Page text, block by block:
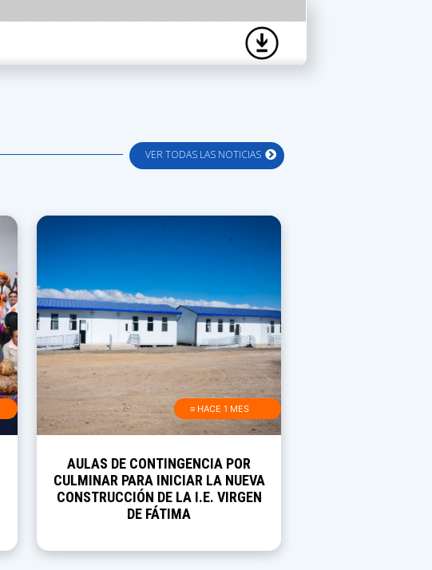
VER TODAS LAS NOTICIAS
≡ HACE 1 MES
AULAS DE CONTINGENCIA POR
CULMINAR PARA INICIAR LA NUEVA
CONSTRUCCIÓN DE LA I.E. VIRGEN
DE FÁTIMA